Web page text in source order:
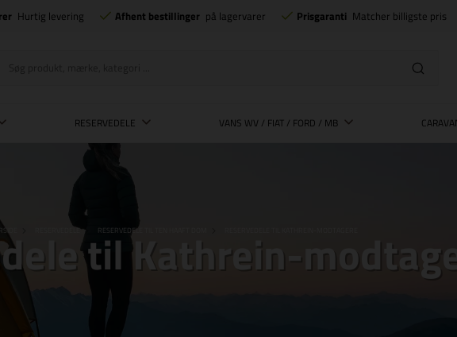
Hurtig levering Afhent bestillinger på lagervarer Prisgaranti Matcher billigste pris
RESERVEDELE VANS WV / FIAT / FORD / MB
RESERVEDELE RESERVEDELE TIL TEN HAAFT DOM
til Kathrein-